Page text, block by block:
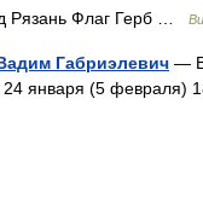
Рязань Флаг Герб …
Габриэлевич —
24 января (5 февраля)